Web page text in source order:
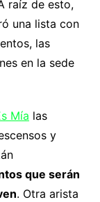
raíz de esto,
una lista con
las
en la sede
Mía las
y
que serán
. Otra arista